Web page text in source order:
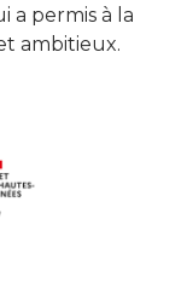
a permis à la
ambitieux.